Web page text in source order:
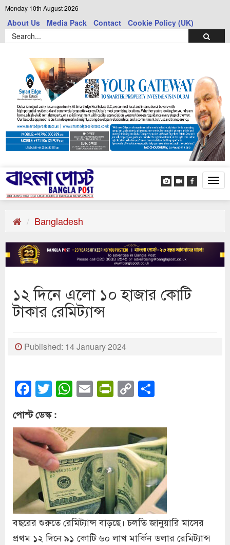
Monday 10th August 2026
About Us Media Pack Contact Cookie Policy (UK)
Bangladesh
১২ দিনে এলো ১০ হাজার কোটি
টাকার রেমিট্যান্স
Published: 14 January 2024
Facebook
Twitter
WhatsApp
EmailPrintFriendly
Copy
Link
পোস্ট ডেস্ক :
বছরের শুরুতে রেমিট্যান্স বাড়ছে। চলতি জানুয়ারি মাসের
প্রথম ১২ দিনে ৯১ কোটি ৬০ লাখ মার্কিন ডলার রেমিট্যান্স